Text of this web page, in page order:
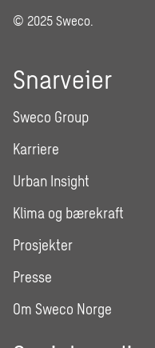
© 2025 Sweco.
Snarveier
Sweco Group
Karriere
Urban Insight
Klima og bærekraft
Prosjekter
Presse
Om Sweco Norge